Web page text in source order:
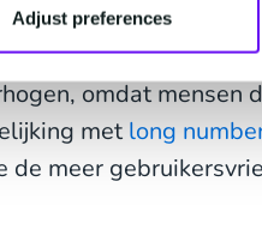
Adjust preferences
Zoals je je kunt
gemakkelijker om je
omdat mensen
met long
de meer